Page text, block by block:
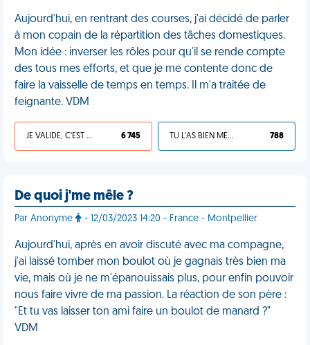
Aujourd'hui, en rentrant des courses, j'ai décidé de parler
à mon copain de la répartition des tâches domestiques.
Mon idée : inverser les rôles pour qu'il se rende compte
des tous mes efforts, et que je me contente donc de
faire la vaisselle de temps en temps. Il m'a traitée de
feignante. VDM
JE VALIDE, C'EST UNE VDM 6 745 TU L'AS BIEN MÉRITÉ 788
De quoi j'me mêle ?
Par Anonyme - 12/03/2023 14:20 - France - Montpellier
Aujourd'hui, après en avoir discuté avec ma compagne,
j'ai laissé tomber mon boulot où je gagnais très bien ma
vie, mais où je ne m'épanouissais plus, pour enfin pouvoir
nous faire vivre de ma passion. La réaction de son père :
"Et tu vas laisser ton ami faire un boulot de manard ?"
VDM